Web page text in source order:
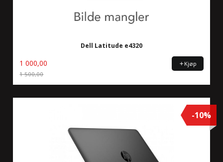
Dell Latitude e4320
1 000,00
1 500,00
Rabatt
Kjøp
-10%